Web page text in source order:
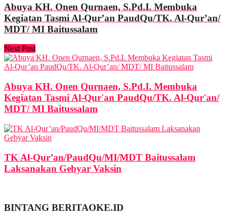
Abuya KH. Onen Qurnaen, S.Pd.I. Membuka
Kegiatan Tasmi Al-Qur’an PaudQu/TK. Al-Qur’an/
MDT/ MI Baitussalam
Next Post
Abuya KH. Onen Qurnaen, S.Pd.I. Membuka
Kegiatan Tasmi Al-Qur'an PaudQu/TK. Al-Qur'an/
MDT/ MI Baitussalam
TK Al-Qur’an/PaudQu/MI/MDT Baitussalam
Laksanakan Gebyar Vaksin
BINTANG BERITAOKE.ID